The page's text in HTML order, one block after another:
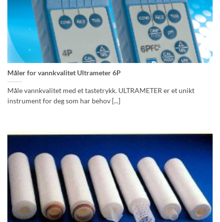
Måler for vannkvalitet Ultrameter 6P
Måle vannkvalitet med et tastetrykk. ULTRAMETER er et unikt
instrument for deg som har behov [...]